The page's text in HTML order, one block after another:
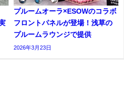
プルームオーラ×ESOWのコラボ
フロントパネルが登場！浅草の
プルームラウンジで提供
2026年3月23日